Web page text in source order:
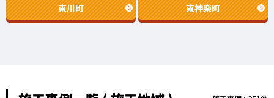
東川町 東神楽町